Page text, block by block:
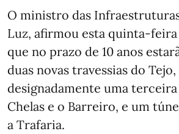
O ministro das
Luz, afirmou esta quinta-feira
que no prazo de 10 anos
duas novas travessias do Tejo,
designadamente uma
Chelas e o Barreiro, e um
a Trafaria.